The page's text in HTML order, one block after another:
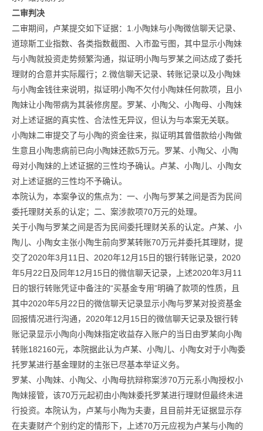
二审判决
二审期间，卢某提交如下证据：1.小陶妹与小陶微信聊天记录、
道琼斯工业指数、各类指数截图、入市盈亏图，其中显示小陶妹
与小陶就投资走势频繁沟通，拟证明小陶与罗某之间达成了委托
理财的合意并实际履行；2.微信聊天记录、转账记录以及小陶妹
与小陶金钱往来说明，拟证明小陶不欠付小陶妹任何款项，且小
陶妹让小陶带病为其装修房屋。罗某、小陶父、小陶母、小陶妹
对上述证据的真实性、合法性无异议，但认为与本案无关联。
小陶妹二审提交了与小陶的资金往来，拟证明其曾借款给小陶做
生意且小陶患病前已向小陶妹还款5万元。罗某、小陶父、小陶
母对小陶妹的上述证据的三性均予确认。卢某、小陶儿、小陶女
对上述证据的三性均不予确认。
本院认为，本案争议的焦点为：一、小陶与罗某之间是否为民间
委托理财关系的认定；二、案涉款项70万元的处理。
关于小陶与罗某之间是否为民间委托理财关系的认定。卢某、小
陶儿、小陶女主张小陶生前向罗某转账70万元并委托其理财，提
交了2020年3月11日、2020年12月15日的银行转账记录，2020
年5月22日及同年12月15日的微信聊天记录，上述2020年3月11
日的银行转账凭证中备注的“买基金专用”明确了款项的性质，且
其中2020年5月22日的微信聊天记录显示小陶与罗某对投资基金
回报情况进行沟通，2020年12月15日的微信聊天记录及银行转
账记录显示小陶向小陶妹指定收益存入账户的当日由罗某向小陶
转账182160元，本院据此认为卢某、小陶儿、小陶女对于小陶委
托罗某进行基金理财的主张已尽基本举证义务。
罗某、小陶妹、小陶父、小陶母抗辩称案涉70万元系小陶授权小
陶妹接管，该70万元起初由小陶妹委托罗某进行理财但最终未进
行投资。本院认为，卢某与小陶为夫妻，且目前并无证据显示存
在夫妻财产个别约定的情形下，上述70万元应视为卢某与小陶的